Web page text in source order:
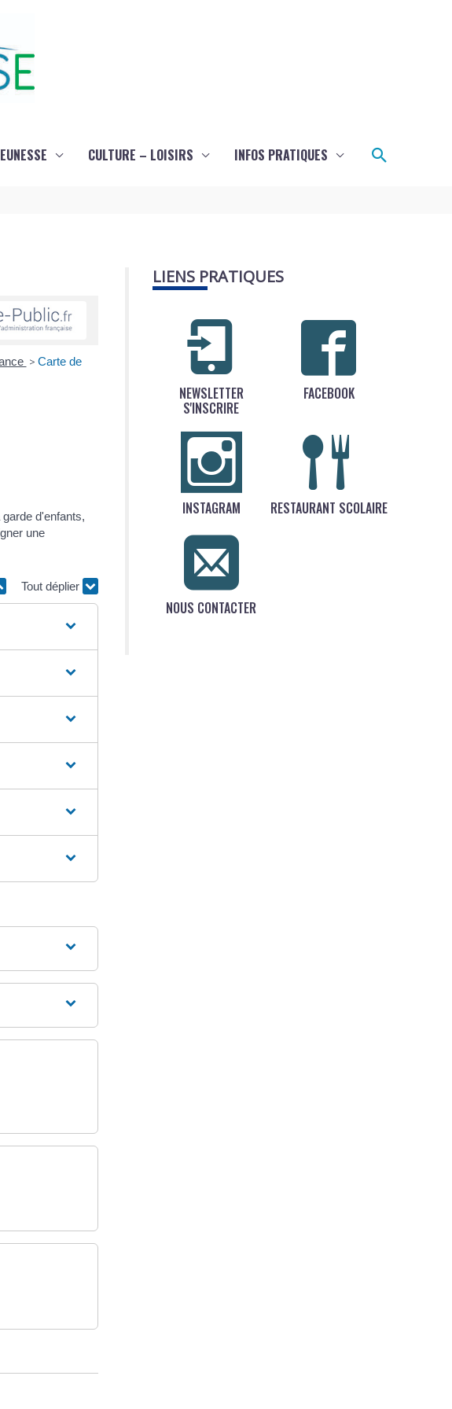
CULTURE – LOISIRS INFOS PRATIQUES
> Carte de
d'enfants,
une
Tout déplier
LIENS PRATIQUES
NEWSLETTER
S'INSCRIRE
FACEBOOK
INSTAGRAM RESTAURANT SCOLAIRE
NOUS CONTACTER